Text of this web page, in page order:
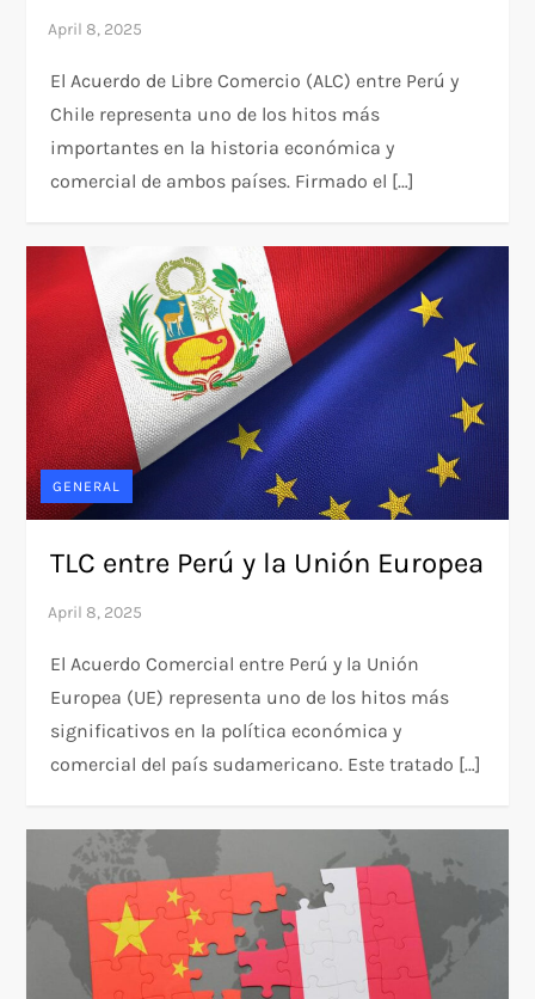
El Acuerdo de Libre Comercio (ALC) entre Perú y
Chile representa uno de los hitos más
importantes en la historia económica y
comercial de ambos países. Firmado el […]
GENERAL
TLC entre Perú y la Unión Europea
El Acuerdo Comercial entre Perú y la Unión
Europea (UE) representa uno de los hitos más
significativos en la política económica y
comercial del país sudamericano. Este tratado […]